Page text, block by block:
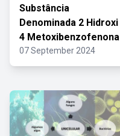
Substância
Denominada 2 Hidroxi
4 Metoxibenzofenona
07 September 2024